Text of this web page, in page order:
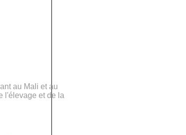
au Mali et au
l'élevage et de la